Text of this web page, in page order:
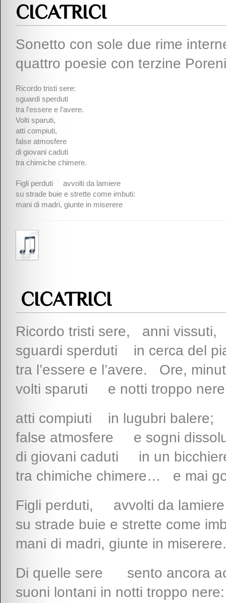
CICATRICI
Sonetto con sole due rime
quattro poesie con terzine
Ricordo tristi sere:
sguardi sperduti
tra l’essere e l’avere.
Volti sparuti,
atti compiuti,
false atmosfere
di giovani caduti
tra chimiche chimere.
Figli perduti avvolti da lamiere
su strade buie e strette come imbuti:
mani di madri, giunte in miserere
CICATRICI
Ricordo tristi sere, anni vissuti,
sguardi sperduti in cerca del
tra l’essere e l’avere. Ore,
volti sparuti e notti troppo
atti compiuti in lugubri balere;
false atmosfere e sogni
di giovani caduti in un
tra chimiche chimere… e mai
Figli perduti, avvolti da lamiere
su strade buie e strette come
mani di madri, giunte in miserere.
Di quelle sere sento ancora
suoni lontani in notti troppo nere: